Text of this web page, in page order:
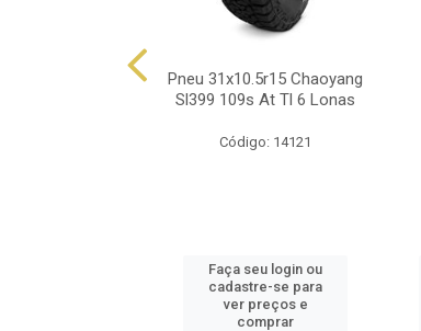
Pneu 31x10.5r15 Chaoyang
Sl399 109s At Tl 6 Lonas
Código: 14121
Faça seu login ou
cadastre-se para
ver preços e
comprar